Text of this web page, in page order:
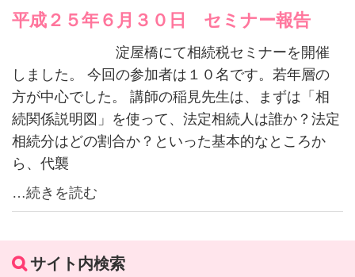
平成２５年６月３０日 セミナー報告
淀屋橋にて相続税セミナーを開催
しました。 今回の参加者は１０名です。若年層の
方が中心でした。 講師の稲見先生は、まずは「相
続関係説明図」を使って、法定相続人は誰か？法定
相続分はどの割合か？といった基本的なところか
ら、代襲
…続きを読む
サイト内検索